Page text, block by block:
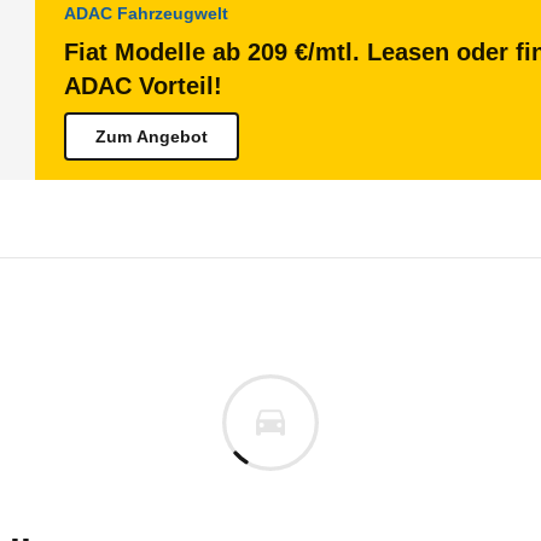
ADAC Fahrzeugwelt
Fiat Modelle ab 209 €/mtl. Leasen oder
ADAC Vorteil!
Zum Angebot
Lassen Sie uns gerne wissen, wenn Sie
Ihres Elektroautos auf der Grundlage der